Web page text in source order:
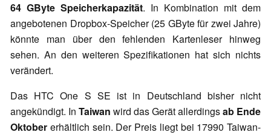
64 GByte Speicherkapazität. In Kombination mit dem
angebotenen Dropbox-Speicher (25 GByte für zwei Jahre)
könnte man über den fehlenden Kartenleser hinweg
sehen. An den weiteren Spezifikationen hat sich nichts
verändert.
Das HTC One S SE ist in Deutschland bisher nicht
angekündigt. In Taiwan wird das Gerät allerdingsab Ende
Oktober erhältlich sein. Der Preis liegt bei 17990 Taiwan-